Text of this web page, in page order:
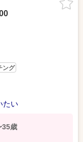
ング
たい
35歳